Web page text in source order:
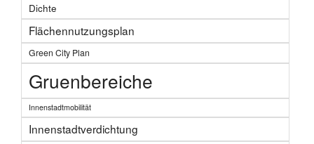
Dichte
Flächennutzungsplan
Green City Plan
Gruenbereiche
Innenstadtmobilität
Innenstadtverdichtung